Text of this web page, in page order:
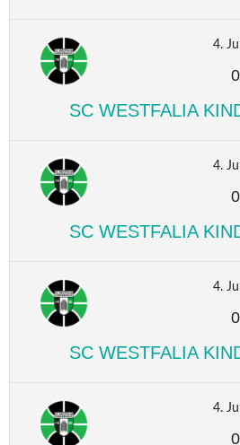
4.
SC WESTFALIA
4.
SC WESTFALIA
4.
SC WESTFALIA
4.